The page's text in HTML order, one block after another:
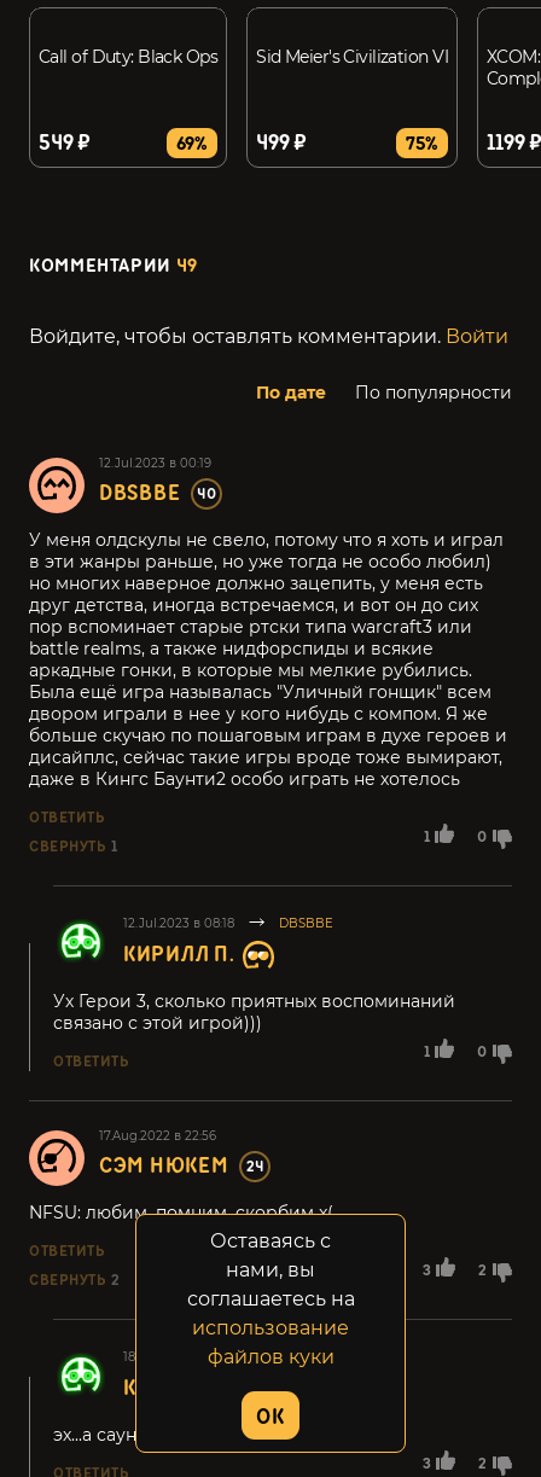
Call of Duty: Black Ops
549 ₽ 69%
Sid Meier's Civilization VI
499 ₽ 75% 1199
КОММЕНТАРИИ 49
Войдите, чтобы оставлять комментарии. Войти
По дате По популярности
12.Jul.2023 в 00:19
DBSBBE 40
1 0
У меня олдскулы не свело, потому что я хоть и играл
в эти жанры раньше, но уже тогда не особо любил)
но многих наверное должно зацепить, у меня есть
друг детства, иногда встречаемся, и вот он до сих
пор вспоминает старые ртски типа warcraft3 или
battle realms, а также нидфорспиды и всякие
аркадные гонки, в которые мы мелкие рубились.
Была ещё игра называлась "Уличный гонщик" всем
двором играли в нее у кого нибудь с компом. Я же
больше скучаю по пошаговым играм в духе героев и
дисайплс, сейчас такие игры вроде тоже вымирают,
даже в Кингс Баунти2 особо играть не хотелось
ОТВЕТИТЬ
СВЕРНУТЬ 1
12.Jul.2023 в 08:18 DBSBBE
КИРИЛЛ П.
1 0
Ух Герои 3, сколько приятных воспоминаний
связано с этой игрой)))
ОТВЕТИТЬ
17.Aug.2022 в 22:56
СЭМ НЮКЕМ 24
3 2
NFSU: любим, помним, скорбим x(
ОТВЕТИТЬ
СВЕРНУТЬ 2
18.Aug.2022 в 01:02 Сэм Нюкем
КИРИЛЛ П.
3 2
эх...а саунды там какие топовые;)
Оставаясь с
нами, вы
соглашаетесь на
использование
файлов куки
OK